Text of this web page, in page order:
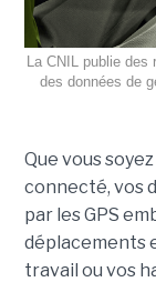
La CNIL publie
des données de
Que vous
connecté, vos
par les GPS
déplacements
travail ou vos